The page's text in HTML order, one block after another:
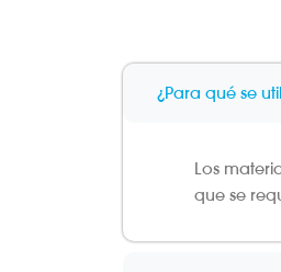
¿Para qué se
Los
que se